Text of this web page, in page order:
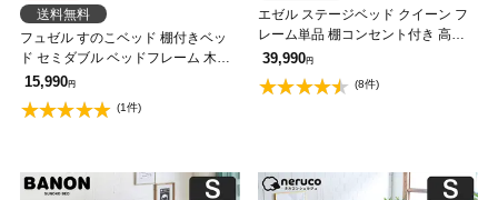
送料無料
フュゼル すのこベッド 棚付きベッ
ド セミダブル ベッドフレーム 木製
棚付き コンセント 低ホルムアルデ
ヒド
15,990円
(1件)
エゼル ステージベッド クイーン フ
レーム単品 棚コンセント付き 高さ
２段階調整 すのこベッド ステージ
ベッド 脚付きベッド 【大型家具配
送】
39,990円
(8件)